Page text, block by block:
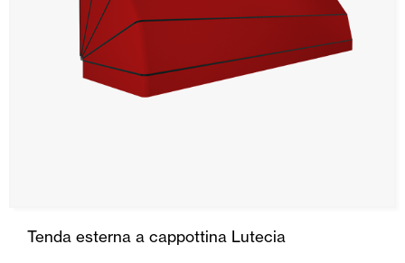
A cappottina
Tenda esterna a cappottina Lutecia